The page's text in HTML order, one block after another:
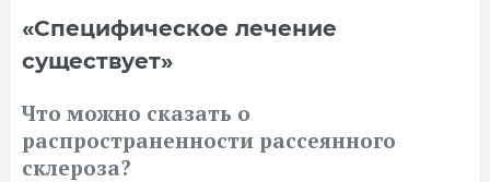
«Специфическое лечение
существует»
Что можно сказать о
распространенности рассеянного
склероза?